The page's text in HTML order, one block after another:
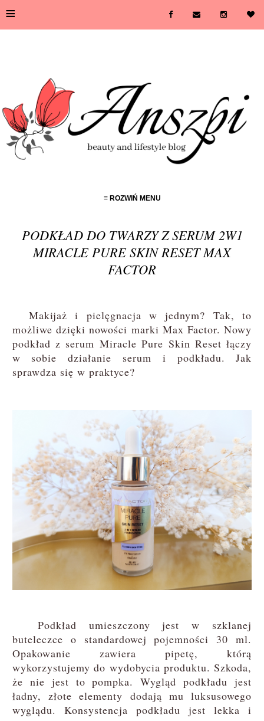
≡
≡ ROZWIŃ MENU
PODKŁAD DO TWARZY Z SERUM 2W1
MIRACLE PURE SKIN RESET MAX
FACTOR
Makijaż i pielęgnacja w jednym? Tak, to
możliwe dzięki nowości marki Max Factor. Nowy
podkład z serum Miracle Pure Skin Reset łączy
w sobie działanie serum i podkładu. Jak
sprawdza się w praktyce?
Podkład umieszczony jest w szklanej
buteleczce o standardowej pojemności 30 ml.
Opakowanie zawiera pipetę, którą
wykorzystujemy do wydobycia produktu. Szkoda,
że nie jest to pompka. Wygląd podkładu jest
ładny, złote elementy dodają mu luksusowego
wyglądu. Konsystencja podkładu jest lekka i